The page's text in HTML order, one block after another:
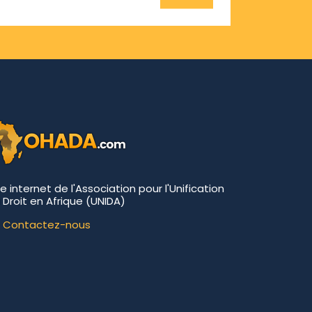
internet de l'Association pour l'Unification
en Afrique (UNIDA)
Contactez-nous